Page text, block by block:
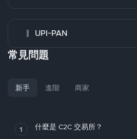
UPI-PAN
常見問題
新手 進階 商家
1 什麼是 C2C 交易所？